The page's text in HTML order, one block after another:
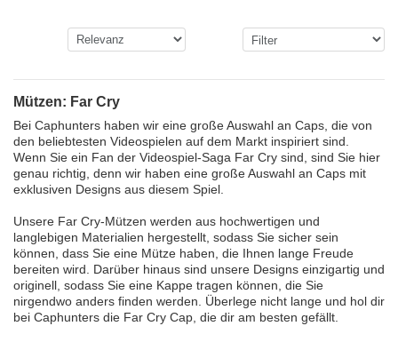
Mützen: Far Cry
Bei Caphunters haben wir eine große Auswahl an Caps, die von
den beliebtesten Videospielen auf dem Markt inspiriert sind.
Wenn Sie ein Fan der Videospiel-Saga Far Cry sind, sind Sie hier
genau richtig, denn wir haben eine große Auswahl an Caps mit
exklusiven Designs aus diesem Spiel.
Unsere Far Cry-Mützen werden aus hochwertigen und
langlebigen Materialien hergestellt, sodass Sie sicher sein
können, dass Sie eine Mütze haben, die Ihnen lange Freude
bereiten wird. Darüber hinaus sind unsere Designs einzigartig und
originell, sodass Sie eine Kappe tragen können, die Sie
nirgendwo anders finden werden. Überlege nicht lange und hol dir
bei Caphunters die Far Cry Cap, die dir am besten gefällt.